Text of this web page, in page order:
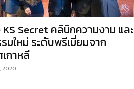
Secret คลินิกความงาม และ
มใหม่ ระดับพรีเมี่ยมจาก
เกาหลี
2020